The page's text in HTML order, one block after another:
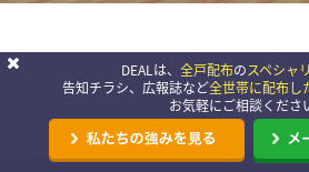
DEALは、 全戸配布のスペシャ
告知チラシ、広報誌など全世帯に配布し
お気軽にご相談くださ